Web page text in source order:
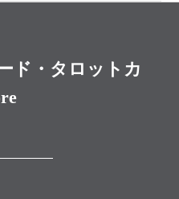
ド・タロットカ